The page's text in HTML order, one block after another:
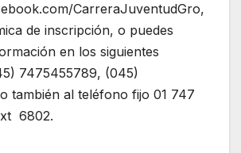
CarreraJuventudGro,
de inscripción, o puedes
en los siguientes
7475455789, (045)
también al teléfono fijo 01 747
6802.